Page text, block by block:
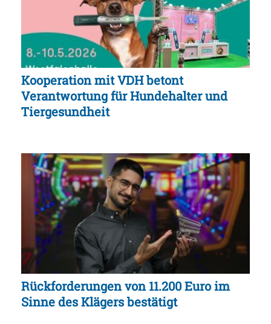
Kooperation mit VDH betont
Verantwortung für Hundehalter und
Tiergesundheit
Rückforderungen von 11.200 Euro im
Sinne des Klägers bestätigt